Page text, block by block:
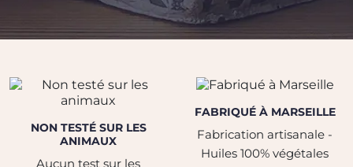
NON TESTÉ SUR LES
ANIMAUX
Aucun test sur les
FABRIQUÉ À MARSEILLE
Fabrication artisanale -
Huiles 100% végétales